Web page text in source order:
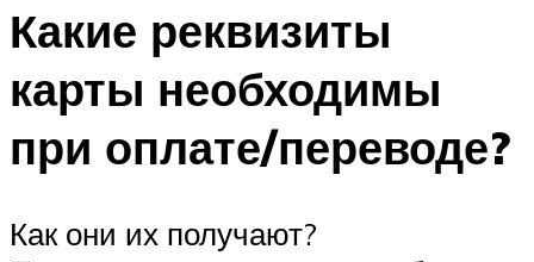
Какие реквизиты
карты необходимы
при оплате/переводе?
Как они их получают?